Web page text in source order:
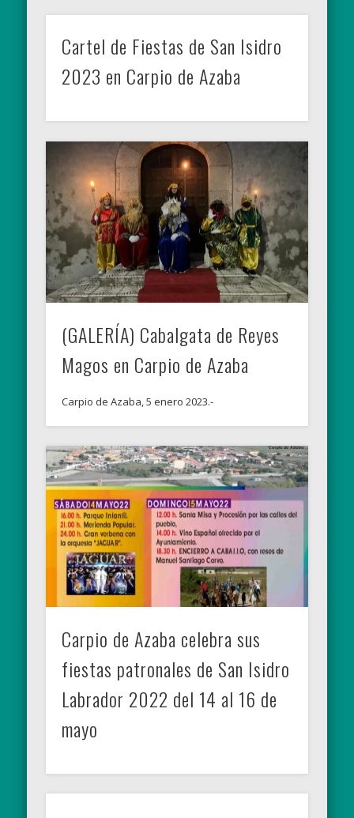
Cartel de Fiestas de San Isidro
2023 en Carpio de Azaba
(GALERÍA) Cabalgata de Reyes
Magos en Carpio de Azaba
Carpio de Azaba, 5 enero 2023.-
Carpio de Azaba celebra sus
fiestas patronales de San Isidro
Labrador 2022 del 14 al 16 de
mayo